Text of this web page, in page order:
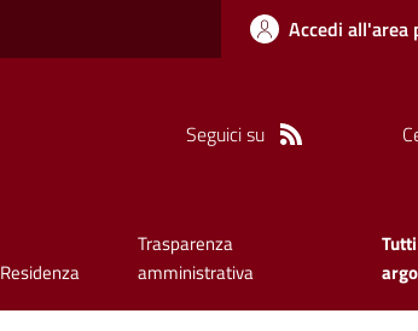
Accedi all'area
Seguici su
Residenza
Trasparenza
amministrativa